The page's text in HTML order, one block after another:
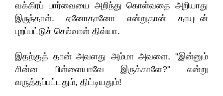
வக்கிரப் பார்வையை அறிந்து கொள்வதை அறியாது
இருந்தாள். ஏனோதானோ என்றுதான் தாயுடன்
புறப்பட்டுச் செல்வாள் திவ்யா.
இதற்குத் தான் அவளது அம்மா அவளை, "இன்னும்
சின்ன பிள்ளையாவே இருக்காளே?" என்று
வருத்தப்பட்டதும், திட்டியதும்!